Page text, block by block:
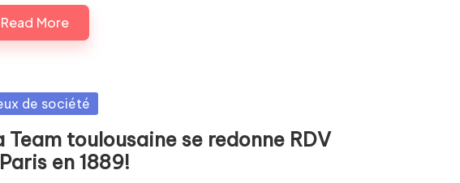
Read More
de société
Team toulousaine se redonne RDV
en 1889!